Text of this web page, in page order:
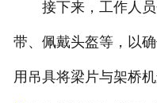
接下来，工作人员
带、佩戴头盔等，以
用吊具将梁片与架桥